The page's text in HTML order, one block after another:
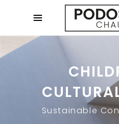
Sustainable